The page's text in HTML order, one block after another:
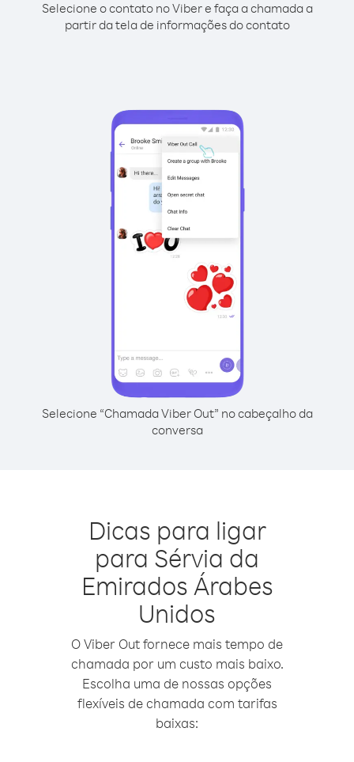
Selecione o contato no Viber e faça a chamada a
partir da tela de informações do contato
Selecione “Chamada Viber Out” no cabeçalho da
conversa
Dicas para ligar
para Sérvia da
Emirados Árabes
Unidos
O Viber Out fornece mais tempo de
chamada por um custo mais baixo.
Escolha uma de nossas opções
flexíveis de chamada com tarifas
baixas: